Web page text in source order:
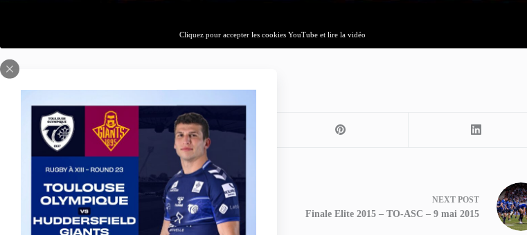
Cliquez pour accepter les cookies YouTube et lire la vidéo
Share your love
PREVIOUSPOST
Finale Championnat de France Elite TO vs
ASC - Venez nous voir !
NEXT POST
Finale Elite 2015 – TO-ASC – 9 mai 2015